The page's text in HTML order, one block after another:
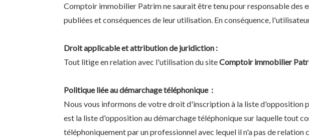
Comptoir immobilier Patrim ne saurait être tenu pour responsable des
publiées et conséquences de leur utilisation. En conséquence,
Droit applicable et attribution de juridiction :
Tout litige en relation avec l'utilisation du siteComptoir immobilier
Politique liée au démarchage téléphonique :
Nous vous informons de votre droit d'inscription à la liste d'opposition
est la liste d'opposition au démarchage téléphonique sur laquelle tout
téléphoniquement par un professionnel avec lequel il n'a pas de